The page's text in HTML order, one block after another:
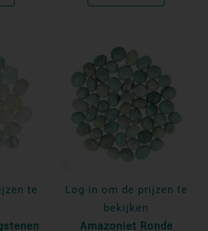
te
Log in om de prijzen te
bekijken
Amazoniet Ronde